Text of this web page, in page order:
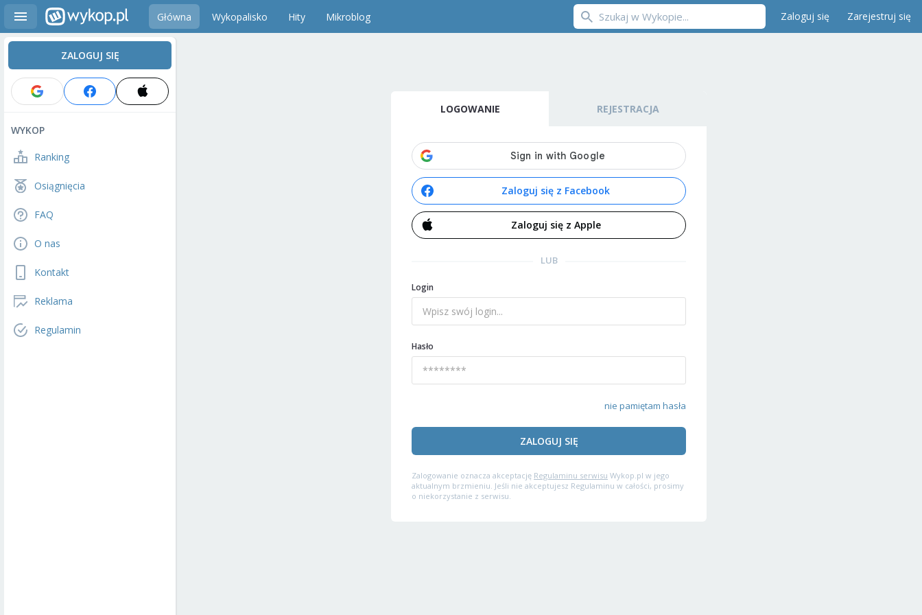
Główna Wykopalisko Hity Mikroblog Zaloguj się Zarejestruj się
ZALOGUJ SIĘ
WYKOP
Ranking
Osiągnięcia
FAQ
O nas
Kontakt
Reklama
Regulamin
LOGOWANIE REJESTRACJA
Zaloguj się z Facebook
Zaloguj się z Apple
LUB
Login
Hasło
nie pamiętam hasła
ZALOGUJ SIĘ
Zalogowanie oznacza akceptację Regulaminu serwisu Wykop.pl w jego
aktualnym brzmieniu. Jeśli nie akceptujesz Regulaminu w całości, prosimy
o niekorzystanie z serwisu.